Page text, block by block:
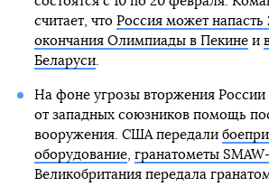
считает, что Россия может напасть
окончания Олимпиады в Пекинеи
Беларуси.
На фоне угрозы вторжения России
от западных союзников помощь
вооружения. США передали
оборудование, гранатометы
Великобритания передала